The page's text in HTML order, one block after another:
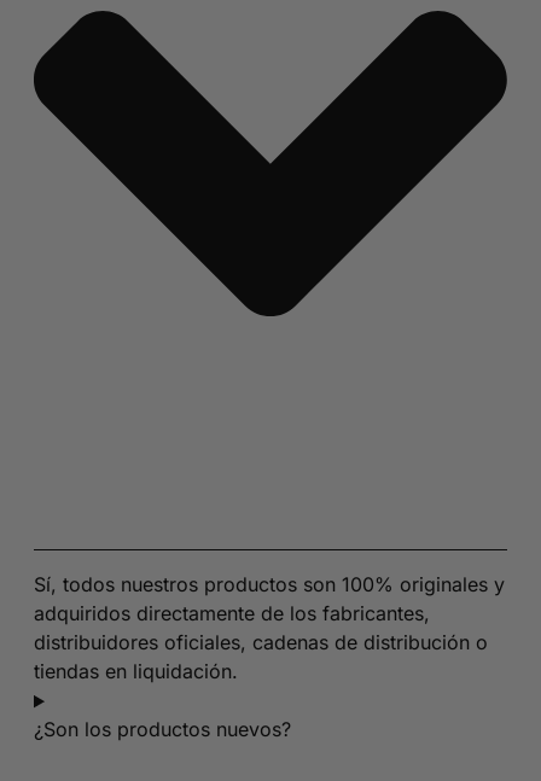
Sí, todos nuestros productos son 100% originales y
adquiridos directamente de los fabricantes,
distribuidores oficiales, cadenas de distribución o
tiendas en liquidación.
¿Son los productos nuevos?